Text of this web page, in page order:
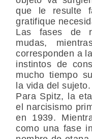
que le resulte
gratifique
Las fases de
mudas,
corresponden a
instintos de
mucho tiempo
la vida del sujeto.
Para Spitz, la
el narcisismo
en 1939.
como una fase